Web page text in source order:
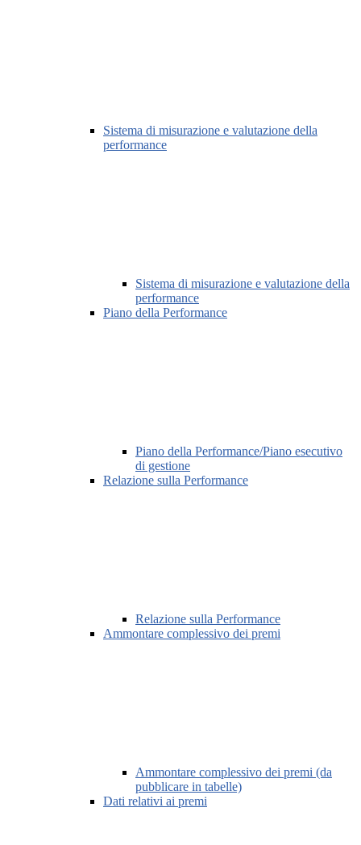
Sistema di misurazione e valutazione della
performance
Sistema di misurazione e valutazione della
performance
Piano della Performance
Piano della Performance/Piano esecutivo
di gestione
Relazione sulla Performance
Relazione sulla Performance
Ammontare complessivo dei premi
Ammontare complessivo dei premi (da
pubblicare in tabelle)
Dati relativi ai premi